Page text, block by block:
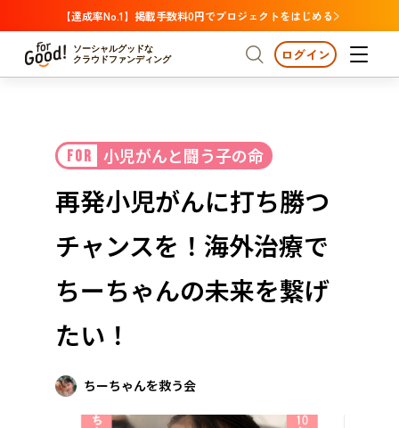
【達成率No.1】掲載手数料0円でプロジェクトをはじめる
ソーシャルグッドな
クラウドファンディング
プロジェクトからさがす 注目
カテゴリーからさがす 国際協力
医療・福祉
人権・マイノリティ
中国
注目 新着
支援金額が多い
支援人数が多い
終了日が近い
カテゴリーからさがす
国際協力 医療・福祉
子ども・教育
環境・エシカル
人権・マイノリティ
社会貢献
地域からさがす
北海道 青森 岩手
ログイン
FOR 小児がんと闘う子の命
再発小児がんに打ち勝つ
チャンスを！海外治療で
ちーちゃんの未来を繋げ
たい！
ちーちゃんを救う会